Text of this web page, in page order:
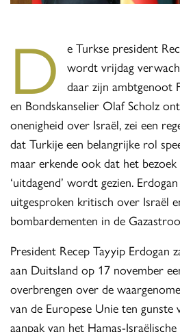
D
e Turkse president
wordt vrijdag
daar zijn ambtgenoot
en Bondskanselier Olaf Scholz
onenigheid over Israël, zei een
dat Turkije een belangrijke rol
maar erkende ook dat het bezoek
‘uitdagend’ wordt gezien.
uitgesproken kritisch over Israël
bombardementen in de
President Recep Tayyip Erdogan
aan Duitsland op 17 november
overbrengen over de
van de Europese Unie ten gunste
aanpak van het Hamas-